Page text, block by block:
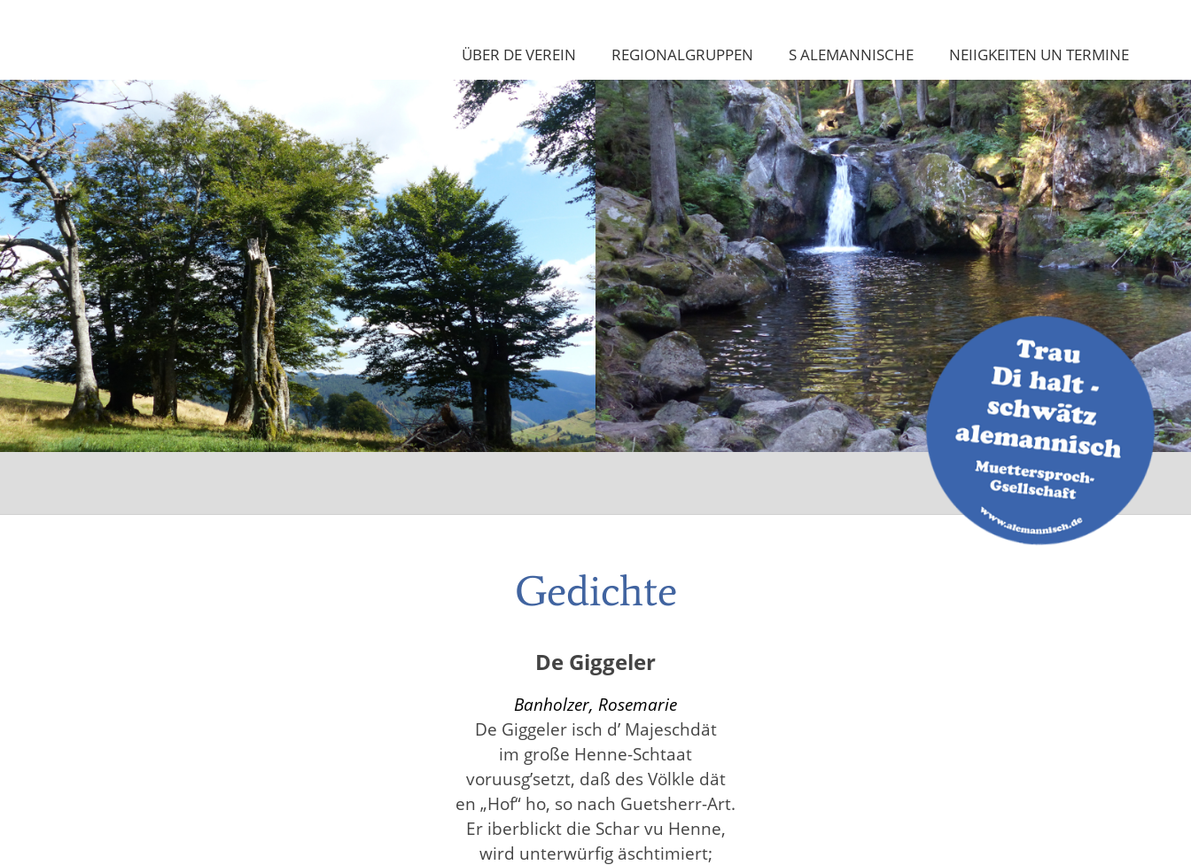
ÜBER DE VEREIN REGIONALGRUPPEN S ALEMANNISCHE NEIIGKEITEN UN TERMINE
Gedichte
De Giggeler
Banholzer, Rosemarie
De Giggeler isch d’ Majeschdät
im große Henne-Schtaat
voruusg’setzt, daß des Völkle dät
en „Hof“ ho, so nach Guetsherr-Art.
Er iberblickt die Schar vu Henne,
wird unterwürfig äschtimiert;